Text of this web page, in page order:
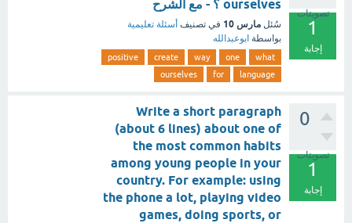
تصويتات
1
إجابة
ourselves ؟ - مع الشرح
سُئل مارس 10 في تصنيف أسئلة تعليمية
بواسطة ابوعبدالله
what
one
way
create
positive
language
for
ourselves
0
تصويتات
1
إجابة
Write a short paragraph
(about 6 lines) about one of
the most common habits
among young people in your
country. For example: using
the phone a lot, playing video
games, doing sports, or